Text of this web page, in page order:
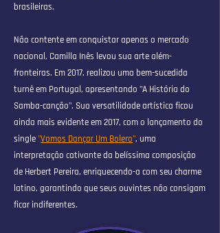
brasileiras.
Não contente em conquistar apenas o mercado
nacional, Camilla Inês levou sua arte além-
fronteiras. Em 2017, realizou uma bem-sucedida
turnê em Portugal, apresentando "A História do
Samba-canção". Sua versatilidade artística ficou
ainda mais evidente em 2017, com o lançamento do
single"Vamos Dançar Um Bolero", uma
interpretação cativante da belíssima composição
de Herbert Pereira, enriquecendo-a com seu charme
latino, garantindo que seus ouvintes não consigam
ficar indiferentes.